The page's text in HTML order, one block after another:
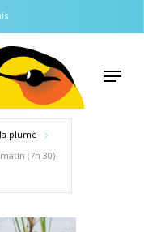
Menu
plume
(7h 30)
Menu